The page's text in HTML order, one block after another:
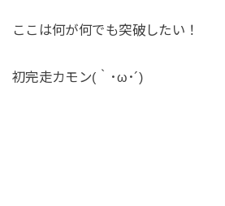
ここは何が何でも突破したい！
初完走カモン(｀･ω･´)